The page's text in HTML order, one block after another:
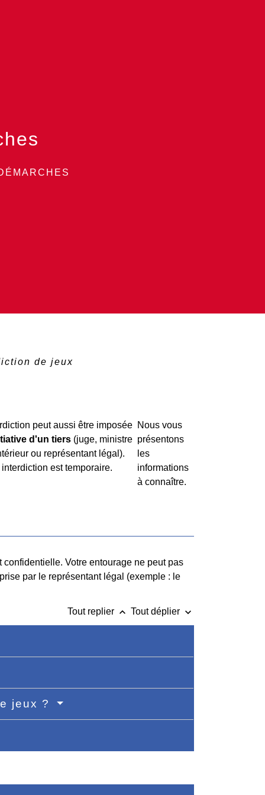
de jeux
peut aussi être imposée
d'un tiers(juge, ministre
ou représentant légal).
est temporaire.
Nous vous
présentons
les
informations
à connaître.
Votre entourage ne peut pas
par le représentant légal (exemple : le
Tout replier keyboard_arrow_up Tout déplier keyboard_arrow_down
jeux ?